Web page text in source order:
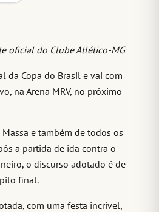
oficial do Clube Atlético-MG
da Copa do Brasil e vai com
na Arena MRV, no próximo
e também de todos os
a partida de ida contra o
o discurso adotado é de
final.
com uma festa incrível,